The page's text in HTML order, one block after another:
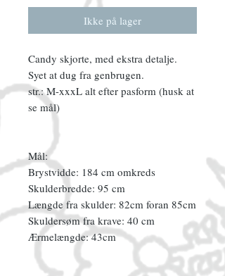
Ikke på lager
Candy skjorte, med ekstra detalje.
Syet at dug fra genbrugen.
str.: M-xxxL alt efter pasform (husk at
se mål)
Mål:
Brystvidde: 184 cm omkreds
Skulderbredde: 95 cm
Længde fra skulder: 82cm foran 85cm
Skuldersøm fra krave: 40 cm
Ærmelængde: 43cm